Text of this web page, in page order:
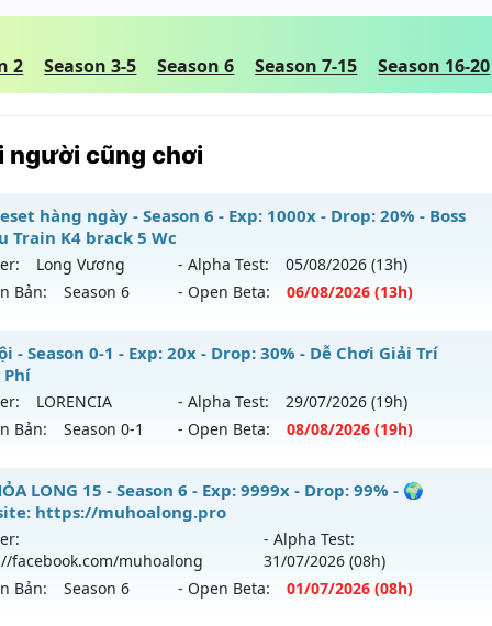
2 Season 3-5 Season 6 Season 7-15 Season 16-20
người cũng chơi
hàng ngày - Season 6 - Exp: 1000x - Drop: 20% - Boss
Train K4 brack 5 Wc
Long Vương - Alpha Test: 05/08/2026 (13h)
Bản:
Season 6 - Open Beta: 06/08/2026 (13h)
Reset hàng ngày - Boss Nhiều Train K4 brack 5 Wc
mới ra tháng 08 2026 - Mở máy chủLong Vương
vào
1000x - Drop: 20%
loại: Mu Nguyên bản Webzen
GameGuard
- Season 0-1 - Exp: 20x - Drop: 30% - Dễ Chơi Giải Trí
Phí
LORENCIA - Alpha Test: 29/07/2026 (19h)
Bản:
Season 0-1 - Open Beta: 08/08/2026 (19h)
Nội - Dễ Chơi Giải Trí Miễn Phí
mới ra tháng 08 2026 - Mở máy chủ
LORENCIA
20x - Drop: 30%
LONG 15 - Season 6 - Exp: 9999x - Drop: 99% - 🌍
https://muhoalong.pro
facebook.com/muhoalong
- Alpha Test:
31/07/2026 (08h)
Bản:
Season 6 - Open Beta: 01/07/2026 (08h)